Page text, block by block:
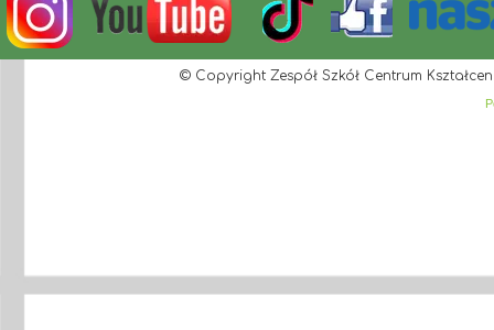
© Copyright Zespół Szkół Centrum